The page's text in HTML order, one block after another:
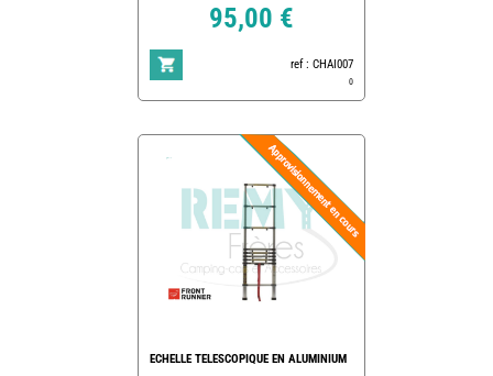
95,00 €
ref : CHAI007
0
ECHELLE TELESCOPIQUE EN ALUMINIUM